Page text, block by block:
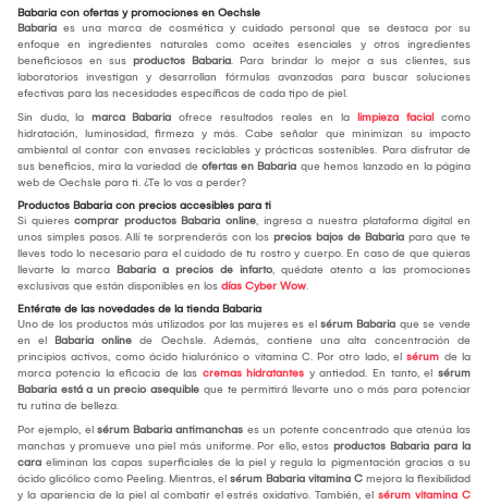
Babaria con ofertas y promociones en Oechsle
Babaria es una marca de cosmética y cuidado personal que se destaca por su
enfoque en ingredientes naturales como aceites esenciales y otros ingredientes
beneficiosos en sus productos Babaria. Para brindar lo mejor a sus clientes, sus
laboratorios investigan y desarrollan fórmulas avanzadas para buscar soluciones
efectivas para las necesidades específicas de cada tipo de piel.
Sin duda, la marca Babaria ofrece resultados reales en la limpieza facial como
hidratación, luminosidad, firmeza y más. Cabe señalar que minimizan su impacto
ambiental al contar con envases reciclables y prácticas sostenibles. Para disfrutar de
sus beneficios, mira la variedad de ofertas en Babaria que hemos lanzado en la página
web de Oechsle para ti. ¿Te lo vas a perder?
Productos Babaria con precios accesibles para ti
Si quieres comprar productos Babaria online, ingresa a nuestra plataforma digital en
unos simples pasos. Allí te sorprenderás con los precios bajos de Babaria para que te
lleves todo lo necesario para el cuidado de tu rostro y cuerpo. En caso de que quieras
llevarte la marca Babaria a precios de infarto, quédate atento a las promociones
exclusivas que están disponibles en los días Cyber Wow.
Entérate de las novedades de la tienda Babaria
Uno de los productos más utilizados por las mujeres es el sérum Babaria que se vende
en el Babaria online de Oechsle. Además, contiene una alta concentración de
principios activos, como ácido hialurónico o vitamina C. Por otro lado, el sérum de la
marca potencia la eficacia de las cremas hidratantes y antiedad. En tanto, el sérum
Babaria está a un precio asequible que te permitirá llevarte uno o más para potenciar
tu rutina de belleza.
Por ejemplo, el sérum Babaria antimanchas es un potente concentrado que atenúa las
manchas y promueve una piel más uniforme. Por ello, estos productos Babaria para la
cara eliminan las capas superficiales de la piel y regula la pigmentación gracias a su
ácido glicólico como Peeling. Mientras, el sérum Babaria vitamina C mejora la flexibilidad
y la apariencia de la piel al combatir el estrés oxidativo. También, el sérum vitamina C